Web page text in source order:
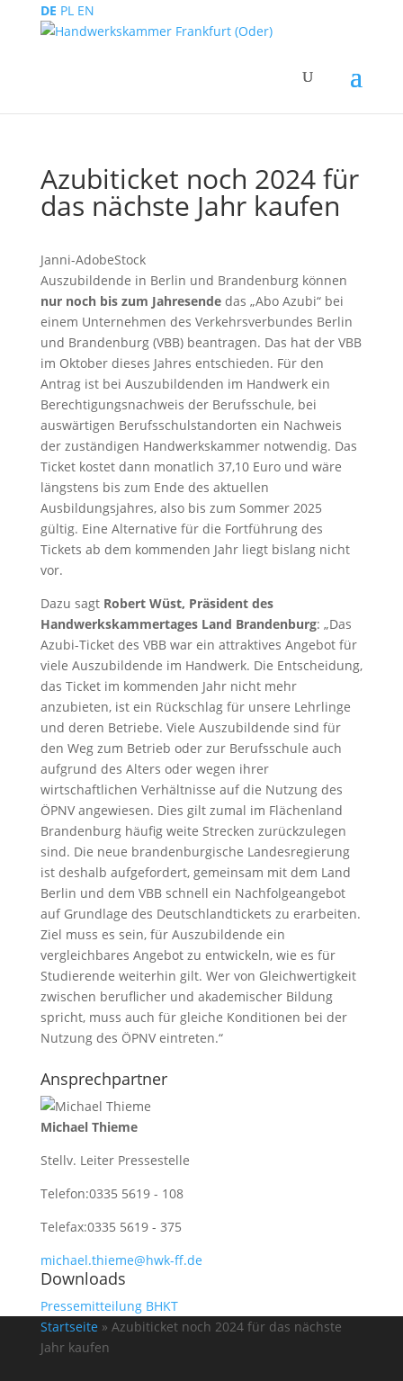
DE PL EN
Azubiticket noch 2024 für
das nächste Jahr kaufen
Janni-AdobeStock
Auszubildende in Berlin und Brandenburg können
nur noch bis zum Jahresendedas „Abo Azubi“ bei
einem Unternehmen des Verkehrsverbundes Berlin
und Brandenburg (VBB) beantragen. Das hat der VBB
im Oktober dieses Jahres entschieden. Für den
Antrag ist bei Auszubildenden im Handwerk ein
Berechtigungsnachweis der Berufsschule, bei
auswärtigen Berufsschulstandorten ein Nachweis
der zuständigen Handwerkskammer notwendig. Das
Ticket kostet dann monatlich 37,10 Euro und wäre
längstens bis zum Ende des aktuellen
Ausbildungsjahres, also bis zum Sommer 2025
gültig. Eine Alternative für die Fortführung des
Tickets ab dem kommenden Jahr liegt bislang nicht
vor.
Dazu sagtRobert Wüst, Präsident des
Handwerkskammertages Land Brandenburg: „Das
Azubi-Ticket des VBB war ein attraktives Angebot für
viele Auszubildende im Handwerk. Die Entscheidung,
das Ticket im kommenden Jahr nicht mehr
anzubieten, ist ein Rückschlag für unsere Lehrlinge
und deren Betriebe. Viele Auszubildende sind für
den Weg zum Betrieb oder zur Berufsschule auch
aufgrund des Alters oder wegen ihrer
wirtschaftlichen Verhältnisse auf die Nutzung des
ÖPNV angewiesen. Dies gilt zumal im Flächenland
Brandenburg häufig weite Strecken zurückzulegen
sind. Die neue brandenburgische Landesregierung
ist deshalb aufgefordert, gemeinsam mit dem Land
Berlin und dem VBB schnell ein Nachfolgeangebot
auf Grundlage des Deutschlandtickets zu erarbeiten.
Ziel muss es sein, für Auszubildende ein
vergleichbares Angebot zu entwickeln, wie es für
Studierende weiterhin gilt. Wer von Gleichwertigkeit
zwischen beruflicher und akademischer Bildung
spricht, muss auch für gleiche Konditionen bei der
Nutzung des ÖPNV eintreten.“
Ansprechpartner
Michael Thieme
Stellv. Leiter Pressestelle
Telefon:0335 5619 - 108
Telefax:0335 5619 - 375
michael.thieme@hwk-ff.de
Downloads
Pressemitteilung BHKT
Startseite » Azubiticket noch 2024 für das nächste
Jahr kaufen